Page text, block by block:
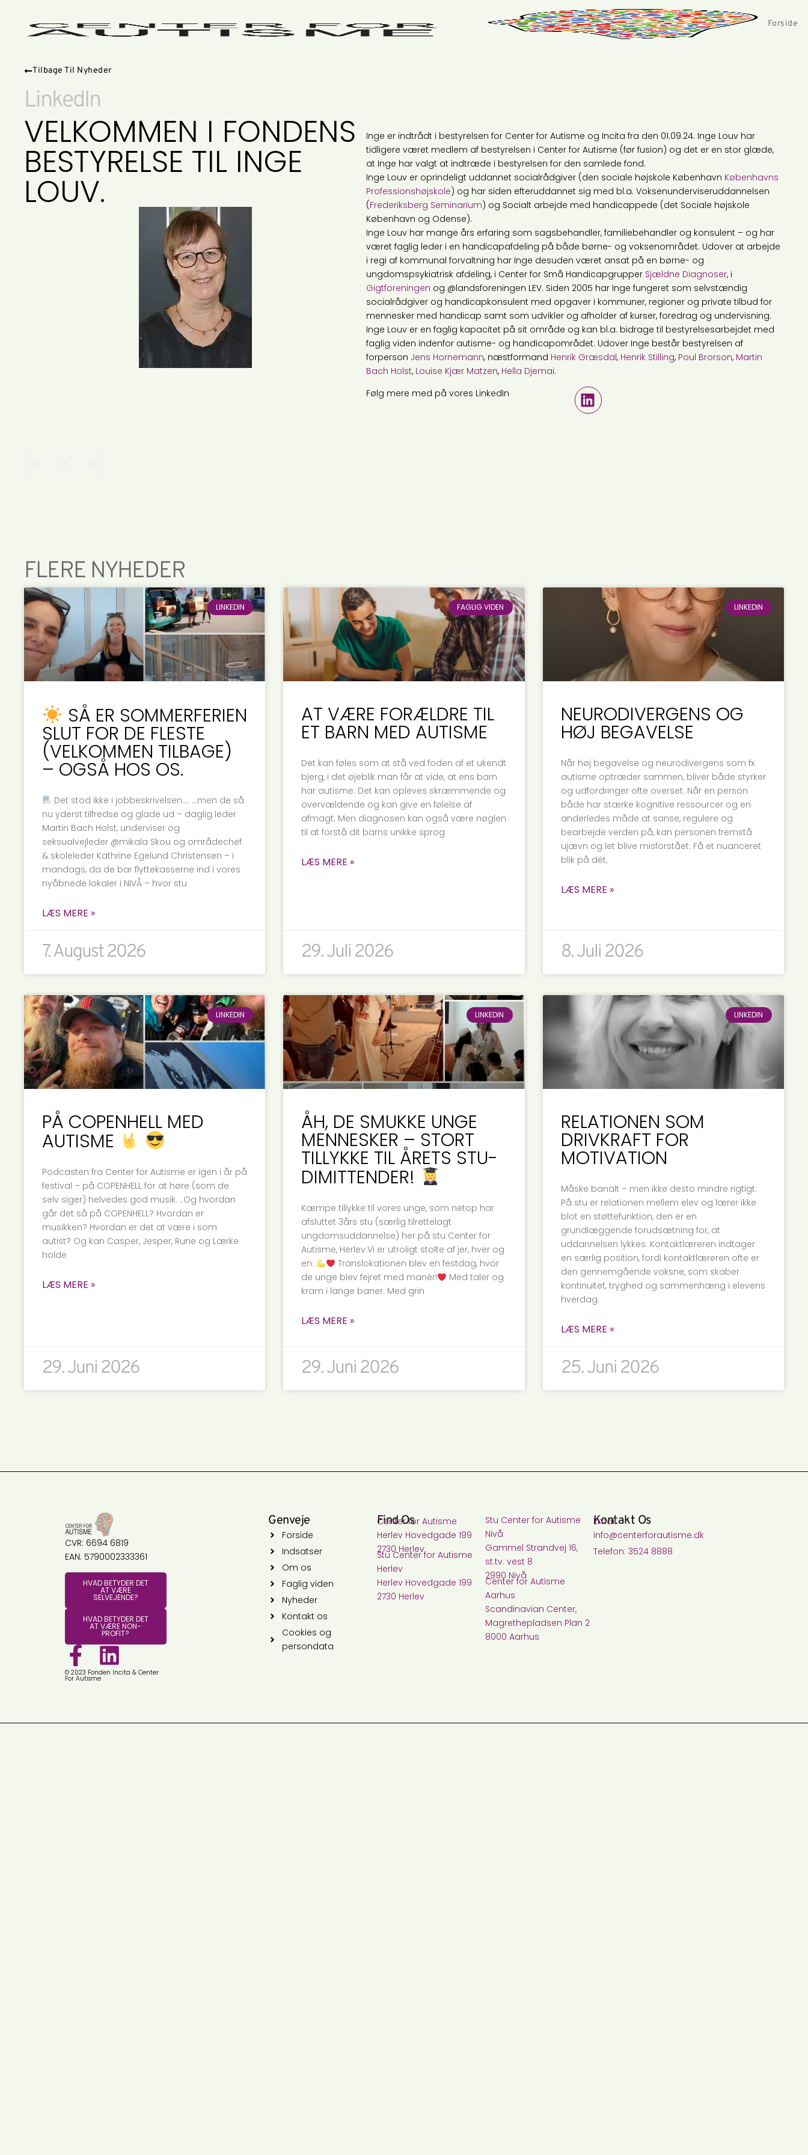
Forside
Tilbage Til Nyheder
LinkedIn
VELKOMMEN I FONDENS
BESTYRELSE TIL INGE
LOUV.
Inge er indtrådt i bestyrelsen for Center for Autisme og Incita fra den 01.09.24. Inge Louv har
tidligere været medlem af bestyrelsen i Center for Autisme (før fusion) og det er en stor glæde,
at Inge har valgt at indtræde i bestyrelsen for den samlede fond.
Inge Louv er oprindeligt uddannet socialrådgiver (den sociale højskole København Københavns
Professionshøjskole) og har siden efteruddannet sig med bl.a. Voksenunderviseruddannelsen
(Frederiksberg Seminarium) og Socialt arbejde med handicappede (det Sociale højskole
København og Odense).
Inge Louv har mange års erfaring som sagsbehandler, familiebehandler og konsulent – og har
været faglig leder i en handicapafdeling på både børne- og voksenområdet. Udover at arbejde
i regi af kommunal forvaltning har Inge desuden været ansat på en børne- og
ungdomspsykiatrisk afdeling, i Center for Små Handicapgrupper Sjældne Diagnoser, i
Gigtforeningen og @landsforeningen LEV. Siden 2005 har Inge fungeret som selvstændig
socialrådgiver og handicapkonsulent med opgaver i kommuner, regioner og private tilbud for
mennesker med handicap samt som udvikler og afholder af kurser, foredrag og undervisning.
Inge Louv er en faglig kapacitet på sit område og kan bl.a. bidrage til bestyrelsesarbejdet med
faglig viden indenfor autisme- og handicapområdet. Udover Inge består bestyrelsen af
forperson Jens Hornemann, næstformand Henrik Græsdal, Henrik Stilling, Poul Brorson, Martin
Bach Holst, Louise Kjær Matzen, Hella Djemai.
Følg mere med på vores LinkedIn
FLERE NYHEDER
LINKEDIN
SÅ ER SOMMERFERIEN
SLUT FOR DE FLESTE
(VELKOMMEN TILBAGE)
– OGSÅ HOS OS.
Det stod ikke i jobbeskrivelsen…. …men de så
nu yderst tilfredse og glade ud – daglig leder
Martin Bach Holst, underviser og
seksualvejleder @mikala Skou og områdechef
& skoleleder Kathrine Egelund Christensen – i
mandags, da de bar flyttekasserne ind i vores
nyåbnede lokaler i NIVÅ – hvor stu
LÆS MERE »
7. August 2026
FAGLIG VIDEN
AT VÆRE FORÆLDRE TIL
ET BARN MED AUTISME
Det kan føles som at stå ved foden af et ukendt
bjerg, i det øjeblik man får at vide, at ens barn
har autisme. Det kan opleves skræmmende og
overvældende og kan give en følelse af
afmagt. Men diagnosen kan også være nøglen
til at forstå dit barns unikke sprog
LÆS MERE »
29. Juli 2026
LINKEDIN
NEURODIVERGENS OG
HØJ BEGAVELSE
Når høj begavelse og neurodivergens som fx
autisme optræder sammen, bliver både styrker
og udfordringer ofte overset. Når en person
både har stærke kognitive ressourcer og en
anderledes måde at sanse, regulere og
bearbejde verden på, kan personen fremstå
ujævn og let blive misforstået. Få et nuanceret
blik på dét,
LÆS MERE »
8. Juli 2026
LINKEDIN
PÅ COPENHELL MED
AUTISME
Podcasten fra Center for Autisme er igen i år på
festival – på COPENHELL for at høre (som de
selv siger) helvedes god musik. ..Og hvordan
går det så på COPENHELL? Hvordan er
musikken? Hvordan er det at være i som
autist? Og kan Casper, Jesper, Rune og Lærke
holde
LÆS MERE »
29. Juni 2026
LINKEDIN
ÅH, DE SMUKKE UNGE
MENNESKER – STORT
TILLYKKE TIL ÅRETS STU-
DIMITTENDER!
Kæmpe tillykke til vores unge, som netop har
afsluttet 3års stu (særlig tilrettelagt
ungdomsuddannelse) her på stu Center for
Autisme, Herlev.Vi er utroligt stolte af jer, hver og
en.
Translokationen blev en festdag, hvor
de unge blev fejret med manér!
Med taler og
kram i lange baner. Med grin
LÆS MERE »
29. Juni 2026
LINKEDIN
RELATIONEN SOM
DRIVKRAFT FOR
MOTIVATION
Måske banalt – men ikke desto mindre rigtigt.
På stu er relationen mellem elev og lærer ikke
blot en støttefunktion, den er en
grundlæggende forudsætning for, at
uddannelsen lykkes. Kontaktlæreren indtager
en særlig position, fordi kontaktlæreren ofte er
den gennemgående voksne, som skaber
kontinuitet, tryghed og sammenhæng i elevens
hverdag.
LÆS MERE »
25. Juni 2026
CVR: 6694 6819
EAN: 5790002333361
HVAD BETYDER DET
AT VÆRE
SELVEJENDE?
HVAD BETYDER DET
AT VÆRE NON-
PROFIT?
© 2023 Fonden Incita & Center
For Autisme
Genveje
Forside
Indsatser
Om os
Faglig viden
Nyheder
Kontakt os
Cookies og
persondata
Find Os
Center for Autisme​
Herlev Hovedgade 199
2730 Herlev
Stu Center for Autisme​
Herlev
Herlev Hovedgade 199
2730 Herlev
Stu Center for Autisme
Nivå​
Gammel Strandvej 16,
st.tv. vest 8
2990 Nivå
Center for Autisme
Aarhus
Scandinavian Center,
Magrethepladsen Plan 2
8000 Aarhus
Kontakt Os
Email:
info@centerforautisme.dk
Telefon: 3524 8888